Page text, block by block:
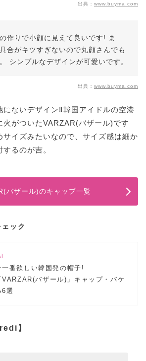
出典： www.buyma.com
作りで小顔に見えて良いです! ま
合がキツすぎないので丸顔さんでも
シンプルなデザインが可愛いです。
出典： www.buyma.com
にないデザイン‼韓国アイドルの空港
火がついたVARZAR(バザール)です
サイズみたいなので、サイズ感は細か
るのが吉。
バザール)のキャップ一覧
ック
一番欲しい韓国発の帽子!
VARZAR(バザール)」キャップ・バケ
6選
】